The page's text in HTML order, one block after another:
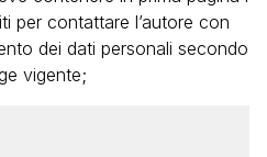
per contattare l’autore con
dei dati personali secondo
vigente;